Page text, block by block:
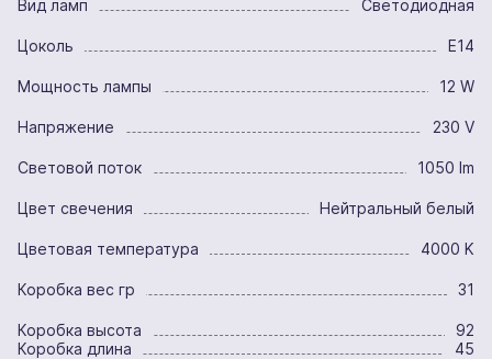
Вид ламп Светодиодная
Цоколь E14
Мощность лампы 12 W
Напряжение 230 V
Световой поток 1050 lm
Цвет свечения Нейтральный белый
Цветовая температура 4000 K
Коробка вес гр 31
Коробка высота
92
Коробка длина
45